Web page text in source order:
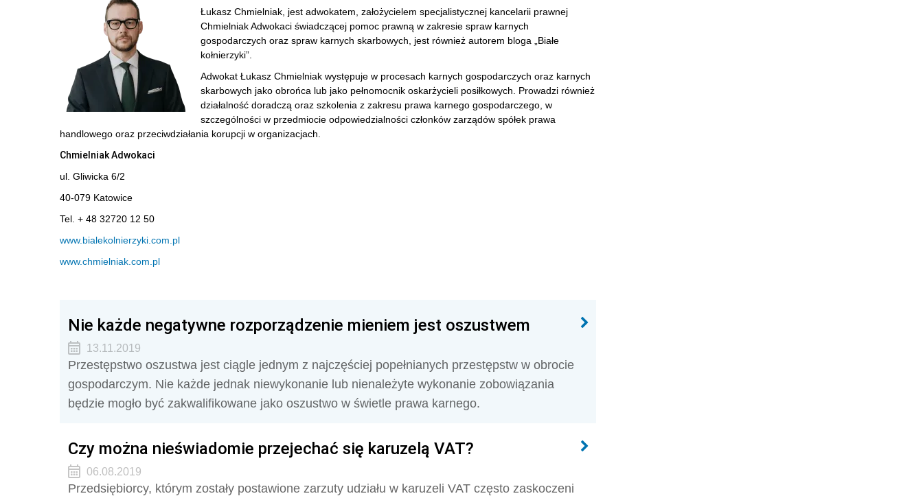
Łukasz Chmielniak, jest adwokatem, założycielem specjalistycznej kancelarii prawnej
Chmielniak Adwokaci świadczącej pomoc prawną w zakresie spraw karnych
gospodarczych oraz spraw karnych skarbowych, jest również autorem bloga „Białe
kołnierzyki”.
Adwokat Łukasz Chmielniak występuje w procesach karnych gospodarczych oraz karnych
skarbowych jako obrońca lub jako pełnomocnik oskarżycieli posiłkowych. Prowadzi również
działalność doradczą oraz szkolenia z zakresu prawa karnego gospodarczego, w
szczególności w przedmiocie odpowiedzialności członków zarządów spółek prawa
handlowego oraz przeciwdziałania korupcji w organizacjach.
Chmielniak Adwokaci
ul. Gliwicka 6/2
40-079 Katowice
Tel. + 48 32720 12 50
www.bialekolnierzyki.com.pl
www.chmielniak.com.pl
Nie każde negatywne rozporządzenie mieniem jest oszustwem
13.11.2019
Przestępstwo oszustwa jest ciągle jednym z najczęściej popełnianych przestępstw w obrocie
gospodarczym. Nie każde jednak niewykonanie lub nienależyte wykonanie zobowiązania
będzie mogło być zakwalifikowane jako oszustwo w świetle prawa karnego.
Czy można nieświadomie przejechać się karuzelą VAT?
06.08.2019
Przedsiębiorcy, którym zostały postawione zarzuty udziału w karuzeli VAT często zaskoczeni